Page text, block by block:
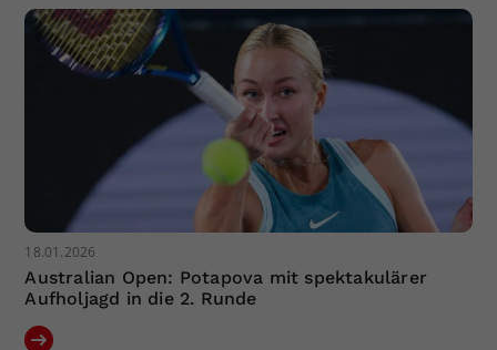
18.01.2026
Australian Open: Potapova mit spektakulärer
Aufholjagd in die 2. Runde